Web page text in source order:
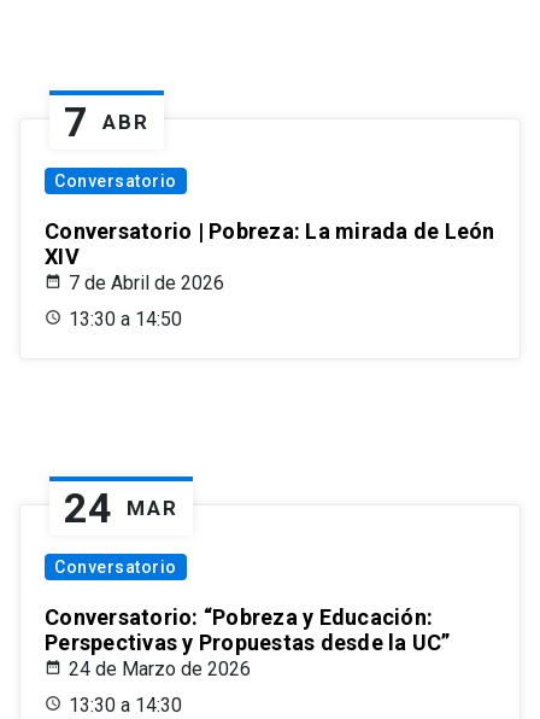
7 ABR
Conversatorio
Conversatorio | Pobreza: La mirada de León
XIV
7 de Abril de 2026
13:30 a 14:50
24 MAR
Conversatorio
Conversatorio: “Pobreza y Educación:
Perspectivas y Propuestas desde la UC”
24 de Marzo de 2026
13:30 a 14:30